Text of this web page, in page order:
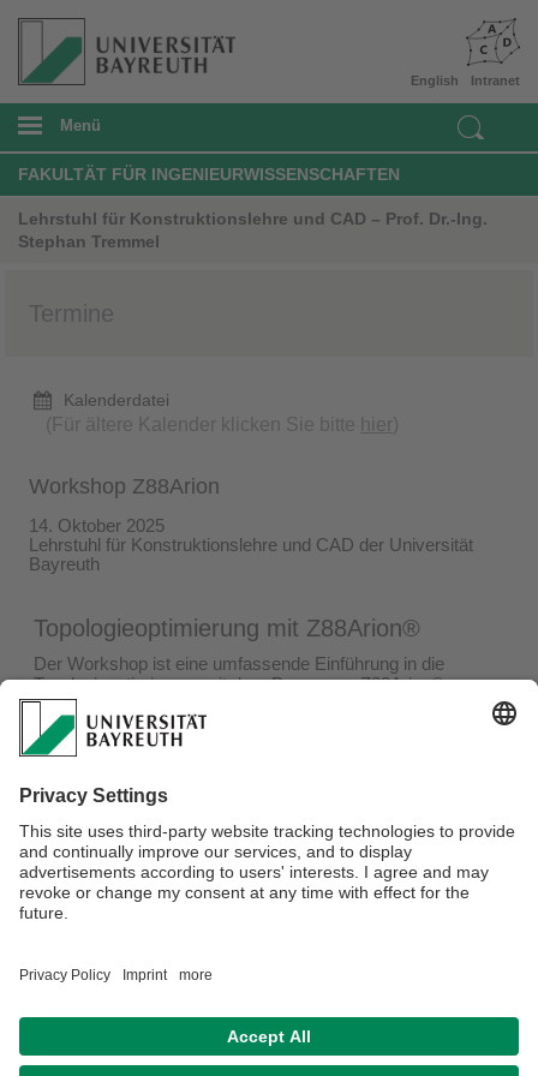
Intranet
English
Menü
FAKULTÄT FÜR INGENIEURWISSENSCHAFTEN
Lehrstuhl für Konstruktionslehre und CAD – Prof. Dr.-Ing.
Stephan Tremmel
Termine
Kalenderdatei
(Für ältere Kalender klicken Sie bitte hier)
Workshop Z88Arion
14. Oktober 2025
Lehrstuhl für Konstruktionslehre und CAD der Universität
Bayreuth
Topologieoptimierung mit Z88Arion®
Der Workshop ist eine umfassende Einführung in die
Topologieoptimierung mit dem Programm Z88Arion®.
Voraussetzung für diesen Workshop sind umfassende
Kenntnisse über Z88Aurora® (Bedienung, Import,
Vernetzung, Picking, etc.), welche über den Z88Aurora®
Eine ausführliche Beschreibung des Workshops, wichtige
Informationen zur Organisation (Termine, Vorkenntnisse,
Teilnahmegebühr, Anmeldung) findet sich unter
www.z88.de/workshops